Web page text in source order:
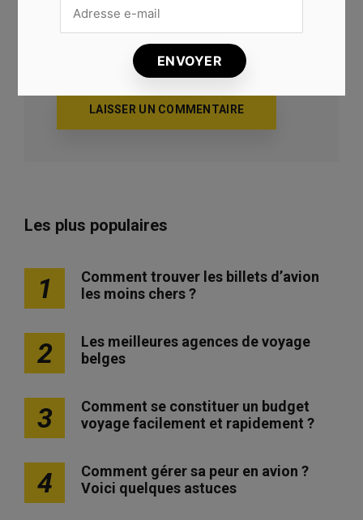
Enregistrer mon nom, mon e-mail et mon
site web dans le navigateur pour mon
prochain commentaire.
Les plus populaires
1
Comment trouver les billets d’avion
les moins chers ?
2
Les meilleures agences de voyage
belges
3
Comment se constituer un budget
voyage facilement et rapidement ?
4
Comment gérer sa peur en avion ?
Voici quelques astuces